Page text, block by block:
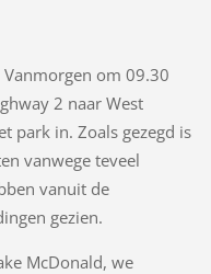
Vanmorgen om 09.30
2 naar West
park in. Zoals gezegd is
vanwege teveel
vanuit de
gezien.
McDonald, we